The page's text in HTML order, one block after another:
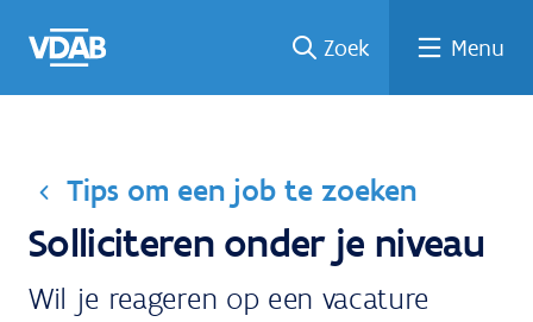
naar
een
een
job
naar
Zoek Menu
Tips om een job te zoeken
Solliciteren onder je niveau
Wil je reageren op een vacature